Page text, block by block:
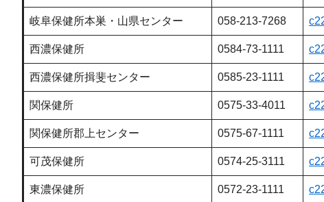
岐阜保健所本巣・山県センター 058-213-7268
西濃保健所 0584-73-1111
西濃保健所揖斐センター 0585-23-1111
関保健所 0575-33-4011
関保健所郡上センター 0575-67-1111
可茂保健所 0574-25-3111
東濃保健所 0572-23-1111